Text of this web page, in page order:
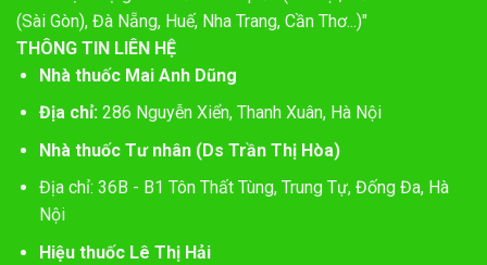
(Sài Gòn), Đà Nẵng, Huế, Nha Trang, Cần Thơ...)"
THÔNG TIN LIÊN HỆ
Nhà thuốc Mai Anh Dũng
Địa chỉ:286 Nguyễn Xiển, Thanh Xuân, Hà Nội
Nhà thuốc Tư nhân (Ds Trần Thị Hòa)
Địa chỉ: 36B - B1 Tôn Thất Tùng, Trung Tự, Đống Đa, Hà
Nội
Hiệu thuốc Lê Thị Hải